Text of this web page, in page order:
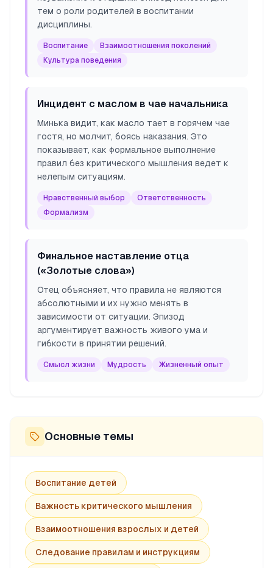
тем о роли родителей в воспитании
дисциплины.
Воспитание
Взаимоотношения поколений
Культура поведения
Инцидент с маслом в чае начальника
Минька видит, как масло тает в горячем чае
гостя, но молчит, боясь наказания. Это
показывает, как формальное выполнение
правил без критического мышления ведет к
нелепым ситуациям.
Нравственный выбор
Ответственность
Формализм
Финальное наставление отца
(«Золотые слова»)
Отец объясняет, что правила не являются
абсолютными и их нужно менять в
зависимости от ситуации. Эпизод
аргументирует важность живого ума и
гибкости в принятии решений.
Смысл жизни Мудрость Жизненный опыт
Основные темы
Воспитание детей
Важность критического мышления
Взаимоотношения взрослых и детей
Следование правилам и инструкциям